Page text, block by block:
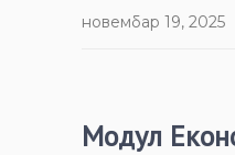
новембар 19, 2025
Модул